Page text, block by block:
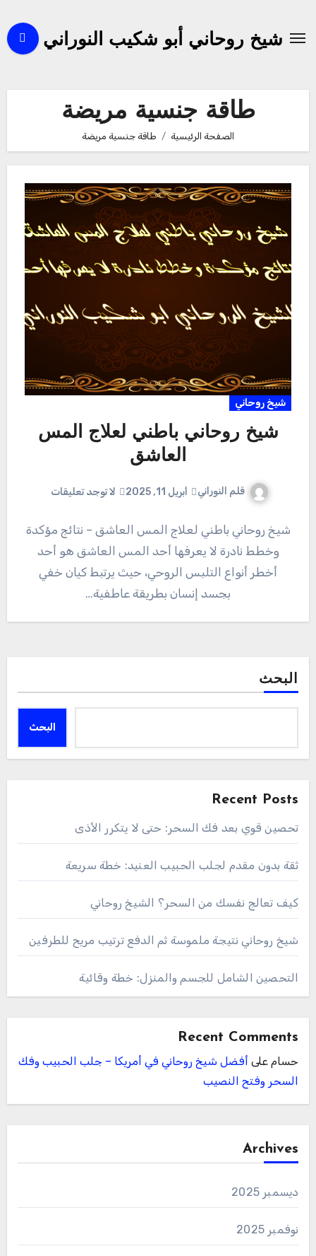
المحتوىشيخ روحاني أبو شكيب النوراني
طاقة جنسية مريضة
الصفحة الرئيسية طاقة جنسية مريضة
شيخ روحاني
شيخ روحاني باطني لعلاج المس
العاشق
قلم النوراني أبريل 11, 2025 لا توجد تعليقات
شيخ روحاني باطني لعلاج المس العاشق – نتائج مؤكدة
وخطط نادرة لا يعرفها أحد المس العاشق هو أحد
أخطر أنواع التلبس الروحي، حيث يرتبط كيان خفي
بجسد إنسان بطريقة عاطفية…
البحث
البحث
Recent Posts
تحصين قوي بعد فك السحر: حتى لا يتكرر الأذى
ثقة بدون مقدم لجلب الحبيب العنيد: خطة سريعة
كيف تعالج نفسك من السحر؟ الشيخ روحاني
شيخ روحاني نتيجة ملموسة ثم الدفع ترتيب مريح للطرفين
التحصين الشامل للجسم والمنزل: خطة وقائية
Recent Comments
حسامعلى أفضل شيخ روحاني في أمريكا – جلب الحبيب وفك
السحر وفتح النصيب
Archives
ديسمبر 2025
نوفمبر 2025